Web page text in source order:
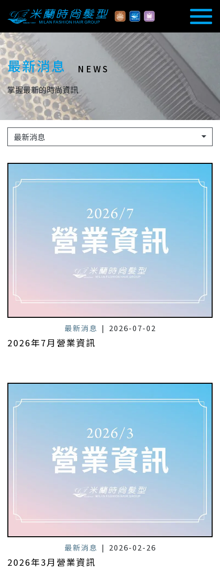
最新消息 NEWS
掌握最新的時尚資訊
最新消息
最新消息 | 2026-07-02
2026年7月營業資訊
最新消息 | 2026-02-26
2026年3月營業資訊